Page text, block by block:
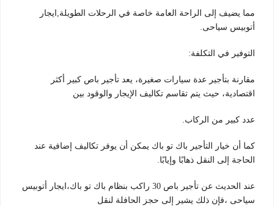
مما يضيف إلى الراحة العامة خاصة في الرحلات الطويلة,ايجار
أتوبيس سياحى.
التوفير في التكلفة:
مقارنة بتأجير عدة سيارات صغيرة، يعد تأجير باص كبير أكثر
اقتصادية، حيث يتم تقاسم تكاليف الإيجار والوقود بين
عدد كبير من الركاب.
كما أن خيار التأجير باك تو باك يمكن أن يوفر تكاليف إضافية عند
الحاجة إلى النقل ذهابًا وإيابًا.
عند الحديث عن تأجير باص 30 راكب بنظام باك تو باك،ايجار أتوبيس
سياحى ،فإن ذلك يشير إلى حجز الحافلة لنقل